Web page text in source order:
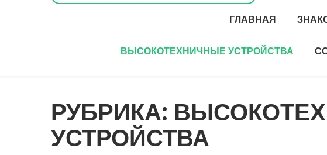
ГЛАВНАЯ
ВЫСОКОТЕХНИЧНЫЕ УСТРОЙСТВА
РУБРИКА:
УСТРОЙСТВА